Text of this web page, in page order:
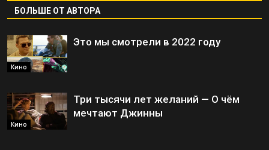
БОЛЬШЕ ОТ АВТОРА
Кино
Это мы смотрели в 2022 году
Кино
Три тысячи лет желаний — О чём
мечтают Джинны